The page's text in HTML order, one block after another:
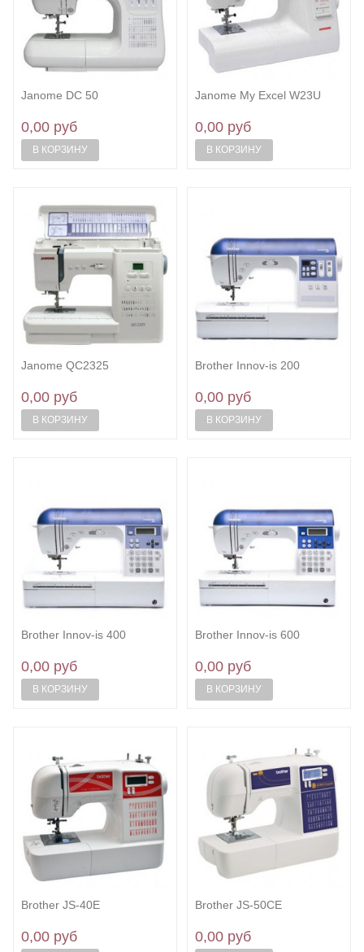
Janome DC 50
0,00 руб
В КОРЗИНУ
Janome My Excel W23U
0,00 руб
В КОРЗИНУ
Janome QC2325
0,00 руб
В КОРЗИНУ
Brother Innov-is 200
0,00 руб
В КОРЗИНУ
Brother Innov-is 400
0,00 руб
В КОРЗИНУ
Brother Innov-is 600
0,00 руб
В КОРЗИНУ
Brother JS-40E
0,00 руб
Brother JS-50CE
0,00 руб